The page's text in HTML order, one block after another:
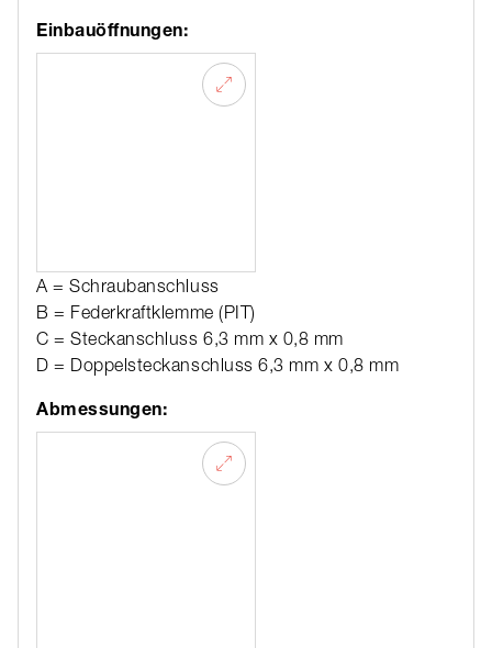
Einbauöffnungen:
A = Schraubanschluss
B = Federkraftklemme (PIT)
C = Steckanschluss 6,3 mm x 0,8 mm
D = Doppelsteckanschluss 6,3 mm x 0,8 mm
Abmessungen: